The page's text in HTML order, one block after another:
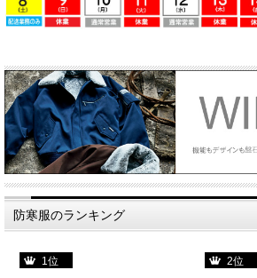
防寒服のランキング
1位 2位